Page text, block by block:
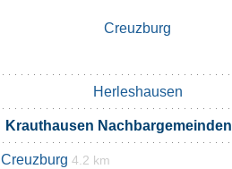
Creuzburg
Herleshausen
Krauthausen Nachbargemeinden
Creuzburg 4.2 km